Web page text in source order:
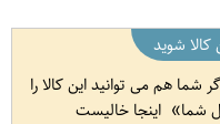
شوید
شما هم می توانید این کالا را
شما اینجا خالیست